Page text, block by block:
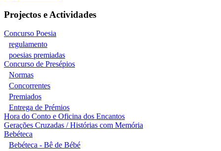
Projectos e Actividades
Concurso Poesia
regulamento
poesias premiadas
Concurso de Presépios
Normas
Concorrentes
Premiados
Entrega de Prémios
Hora do Conto e Oficina dos Encantos
Gerações Cruzadas / Histórias com Memória
Bebéteca
Bebéteca - Bê de Bébé